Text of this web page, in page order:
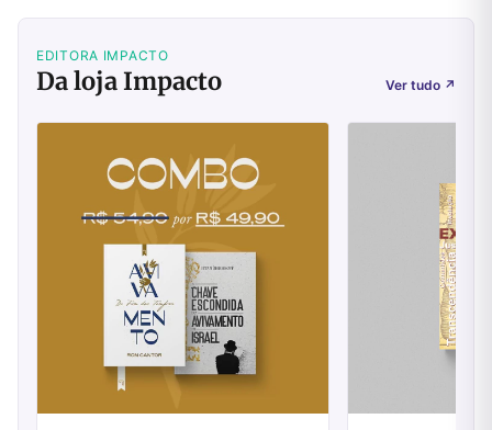
EDITORA IMPACTO
Da loja Impacto Ver tudo ↗